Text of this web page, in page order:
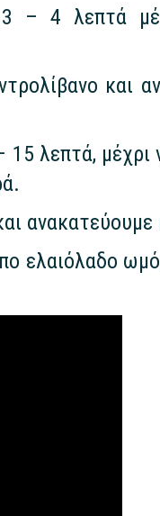
– 4 λεπτά
και
15 λεπτά,
ανακατεύουμε
ελαιόλαδο